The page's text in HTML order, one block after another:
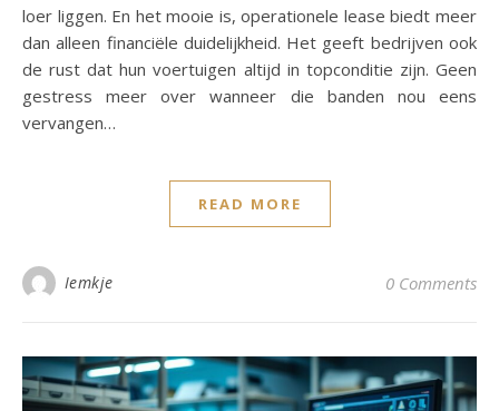
loer liggen. En het mooie is, operationele lease biedt meer
dan alleen financiële duidelijkheid. Het geeft bedrijven ook
de rust dat hun voertuigen altijd in topconditie zijn. Geen
gestress meer over wanneer die banden nou eens
vervangen…
READ MORE
Iemkje 0 Comments